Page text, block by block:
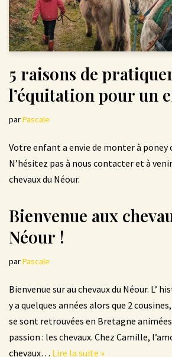
5 raisons de
l’équitation pour un
parPascale
Votre enfant a envie de monter à poney
N’hésitez pas à nous contacter et à
chevaux du Néour.
Bienvenue aux
Néour !
parPascale
Bienvenue sur au chevaux du Néour. L’
y a quelques années alors que 2
se sont retrouvées en Bretagne
passion : les chevaux. Chez Camille,
chevaux… Lire la suite »